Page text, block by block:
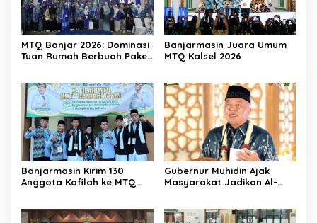
MTQ Banjar 2026: Dominasi
Tuan Rumah Berbuah Paket
Banjarmasin Juara Umum
MTQ Kalsel 2026
Banjarmasin Kirim 130
Anggota Kafilah ke MTQ
Gubernur Muhidin Ajak
Masyarakat Jadikan Al-
MTQ Nasional XXXVII